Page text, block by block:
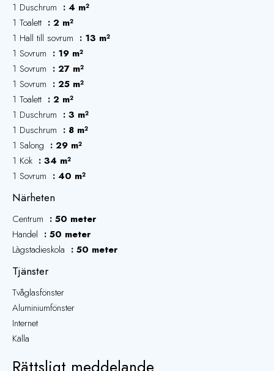
1 Duschrum
4 m²
1 Toalett
2 m²
1 Hall till sovrum
13 m²
1 Sovrum
19 m²
1 Sovrum
27 m²
1 Sovrum
25 m²
1 Toalett
2 m²
1 Duschrum
3 m²
1 Duschrum
8 m²
1 Salong
29 m²
1 Kök
34 m²
1 Sovrum
40 m²
Närheten
Centrum
50 meter
Handel
50 meter
Làgstadieskola
50 meter
Tjänster
Tvåglasfönster
Aluminiumfönster
Internet
Källa